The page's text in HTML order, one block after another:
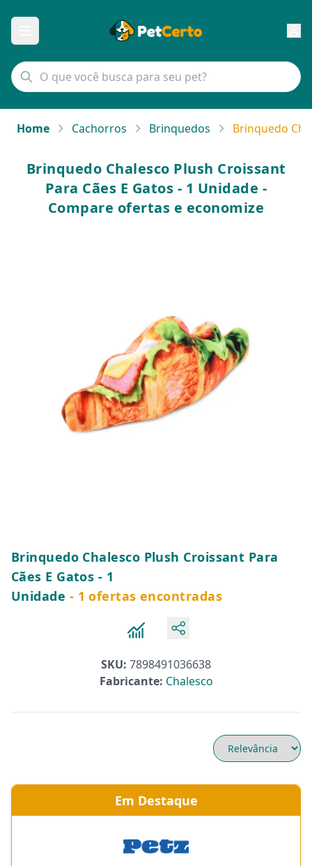
Home Cachorros Brinquedos Brinquedo
Brinquedo Chalesco Plush Croissant
Para Cães E Gatos - 1 Unidade -
Compare ofertas e economize
Brinquedo Chalesco Plush Croissant Para
Cães E Gatos - 1
Unidade - 1 ofertas encontradas
SKU: 7898491036638
Fabricante: Chalesco
Em Destaque